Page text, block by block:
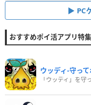
PC
おすすめポイ活アプリ特集
ウッディ‐守っ
「ウッディ」を守